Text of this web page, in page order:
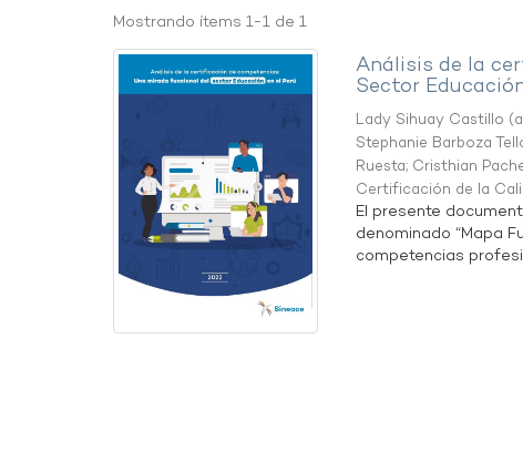
Mostrando ítems 1-1 de 1
Análisis de la
Sector
Lady Sihuay Castillo
Stephanie Barboza
Ruesta; Cristhian
Certificación de la
El presente
denominado “Mapa
competencias